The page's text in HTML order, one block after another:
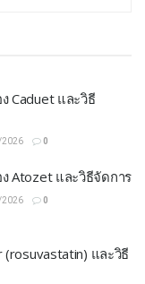
Caduet และวิธี
0
Atozet และวิธีจัดการ
0
(rosuvastatin) และวิธี